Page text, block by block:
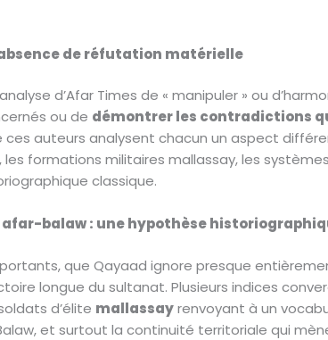
de réfutation matérielle
d’Afar Times de « manipuler » ou
ou de démontrer les contradictions
auteurs analysent chacun un aspect
les formations militaires mallassay, les
classique.
balaw : une hypothèse
que Qayaad ignore presque
longue du sultanat. Plusieurs indices
d’élite mallassayrenvoyant à un
et surtout la continuité territoriale qui